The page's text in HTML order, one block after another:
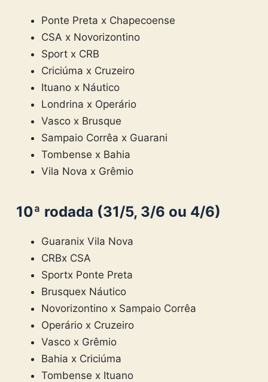
Ponte Preta x Chapecoense
CSA x Novorizontino
Sport x CRB
Criciúma x Cruzeiro
Ituano x Náutico
Londrina x Operário
Vasco x Brusque
Sampaio Corrêa x Guarani
Tombense x Bahia
Vila Nova x Grêmio
10ª rodada (31/5, 3/6 ou 4/6)
Guaranix Vila Nova
CRBx CSA
Sportx Ponte Preta
Brusquex Náutico
Novorizontino x Sampaio Corrêa
Operário x Cruzeiro
Vasco x Grêmio
Bahia x Criciúma
Tombense x Ituano